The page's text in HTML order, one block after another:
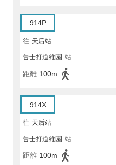
914P
往 天后站
告士打道維園 站
距離 100m
914X
往 天后站
告士打道維園 站
距離 100m